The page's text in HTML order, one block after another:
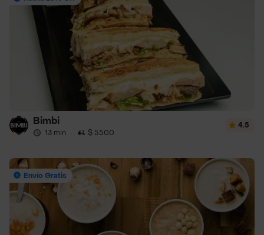
Bimbi
13 min · $ 5500
4.5
Envío Gratis